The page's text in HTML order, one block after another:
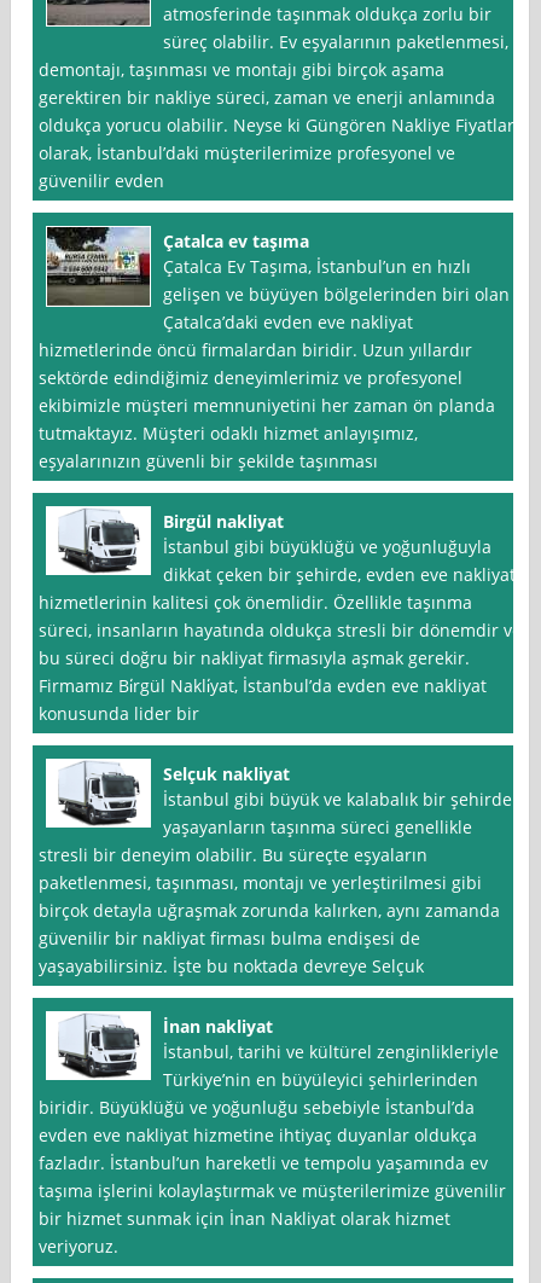
atmosferinde taşınmak oldukça zorlu bir
süreç olabilir. Ev eşyalarının paketlenmesi,
demontajı, taşınması ve montajı gibi birçok aşama
gerektiren bir nakliye süreci, zaman ve enerji anlamında
oldukça yorucu olabilir. Neyse ki Güngören Nakliye Fiyatları
olarak, İstanbul’daki müşterilerimize profesyonel ve
güvenilir evden
Çatalca ev taşıma
Çatalca Ev Taşıma, İstanbul’un en hızlı
gelişen ve büyüyen bölgelerinden biri olan
Çatalca’daki evden eve nakliyat
hizmetlerinde öncü firmalardan biridir. Uzun yıllardır
sektörde edindiğimiz deneyimlerimiz ve profesyonel
ekibimizle müşteri memnuniyetini her zaman ön planda
tutmaktayız. Müşteri odaklı hizmet anlayışımız,
eşyalarınızın güvenli bir şekilde taşınması
Birgül nakliyat
İstanbul gibi büyüklüğü ve yoğunluğuyla
dikkat çeken bir şehirde, evden eve nakliyat
hizmetlerinin kalitesi çok önemlidir. Özellikle taşınma
süreci, insanların hayatında oldukça stresli bir dönemdir ve
bu süreci doğru bir nakliyat firmasıyla aşmak gerekir.
Firmamız Bi̇rgül Nakli̇yat, İstanbul’da evden eve nakliyat
konusunda lider bir
Selçuk nakliyat
İstanbul gibi büyük ve kalabalık bir şehirde
yaşayanların taşınma süreci genellikle
stresli bir deneyim olabilir. Bu süreçte eşyaların
paketlenmesi, taşınması, montajı ve yerleştirilmesi gibi
birçok detayla uğraşmak zorunda kalırken, aynı zamanda
güvenilir bir nakliyat firması bulma endişesi de
yaşayabilirsiniz. İşte bu noktada devreye Selçuk
İnan nakliyat
İstanbul, tarihi ve kültürel zenginlikleriyle
Türkiye’nin en büyüleyici şehirlerinden
biridir. Büyüklüğü ve yoğunluğu sebebiyle İstanbul’da
evden eve nakliyat hizmetine ihtiyaç duyanlar oldukça
fazladır. İstanbul’un hareketli ve tempolu yaşamında ev
taşıma işlerini kolaylaştırmak ve müşterilerimize güvenilir
bir hizmet sunmak için İnan Nakliyat olarak hizmet
veriyoruz.